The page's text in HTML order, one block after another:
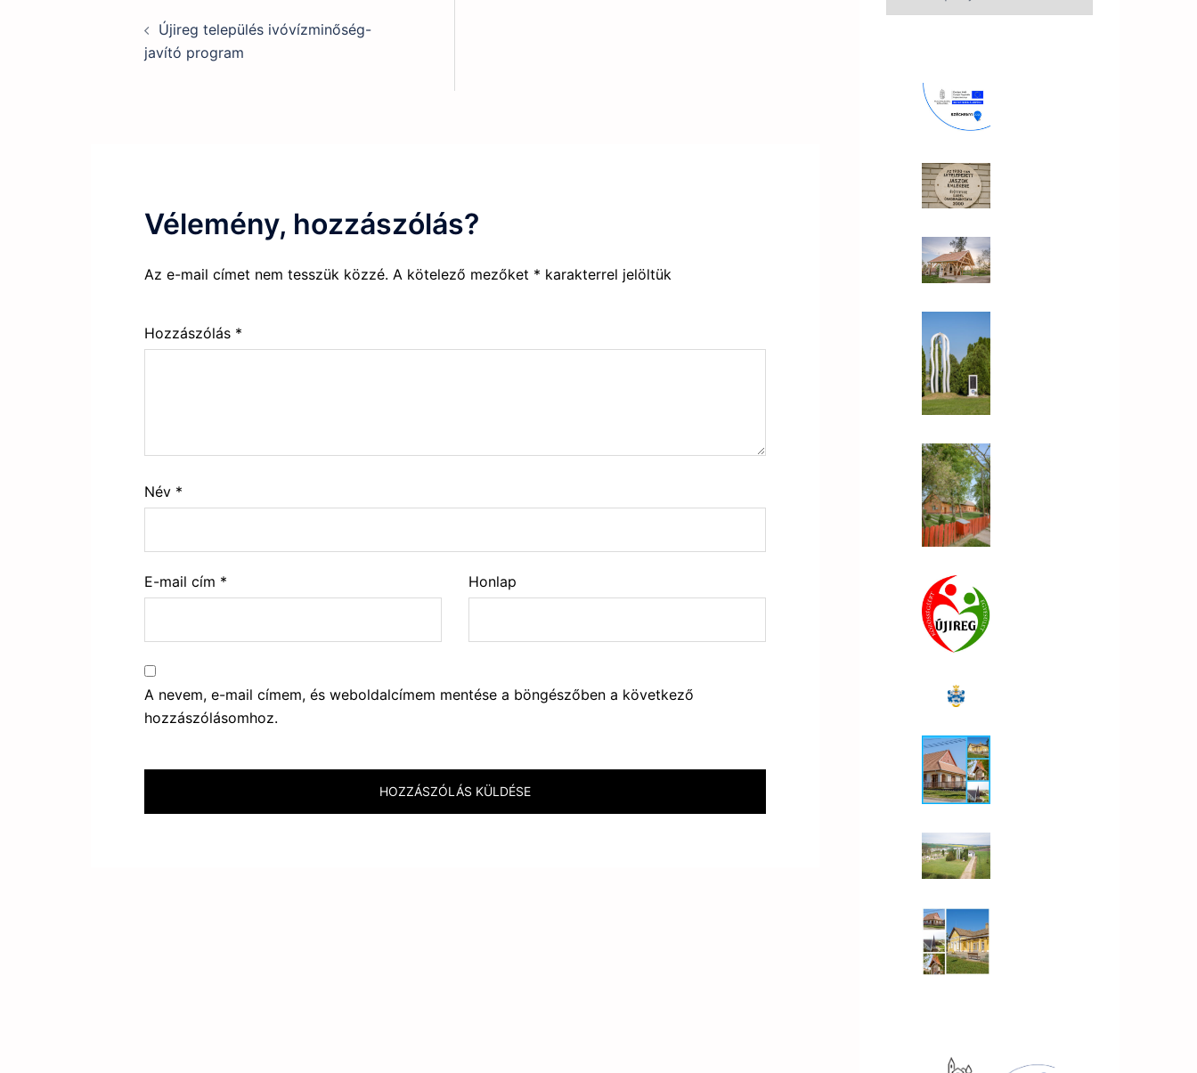
Post
navigation
Újireg település ivóvízminőség-
javító program
Vélemény, hozzászólás?
Az e-mail címet nem tesszük közzé. A kötelező mezőket * karakterrel jelöltük
Hozzászólás *
Név *
E-mail cím * Honlap
A nevem, e-mail címem, és weboldalcímem mentése a böngészőben a következő
hozzászólásomhoz.